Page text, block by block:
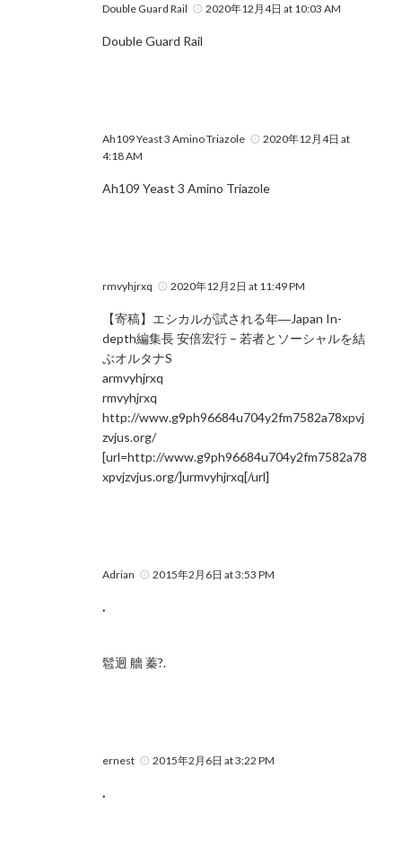
Double Guard Rail 2020年12月4日 at 10:03 AM
Double Guard Rail
Ah109 Yeast 3 Amino Triazole
2020年12月4日 at
4:18 AM
Ah109 Yeast 3 Amino Triazole
rmvyhjrxq 2020年12月2日 at 11:49 PM
【寄稿】エシカルが試される年―Japan In-
depth編集長 安倍宏行 – 若者とソーシャルを結
ぶオルタナS
armvyhjrxq
rmvyhjrxq
http://www.g9ph96684u704y2fm7582a78xpvj
zvjus.org/
[url=http://www.g9ph96684u704y2fm7582a78
xpvjzvjus.org/]urmvyhjrxq[/url]
Adrian 2015年2月6日 at 3:53 PM
.
髱迥 艢 蓁?.
ernest 2015年2月6日 at 3:22 PM
.